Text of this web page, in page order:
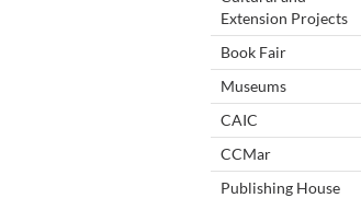
Extension Projects
Book Fair
Museums
CAIC
CCMar
Publishing House